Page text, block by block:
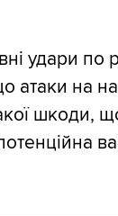
удари по
атаки на
шкоди,